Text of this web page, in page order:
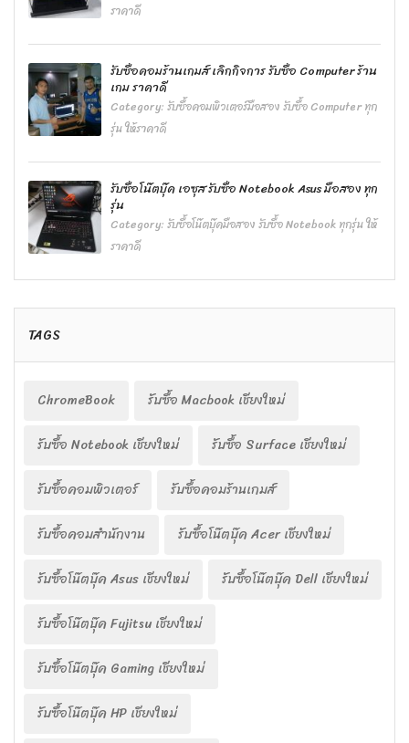
ราคาดี
รับซื้อคอมร้านเกมส์ เลิกกิจการ รับซื้อ Computer ร้าน
เกม ราคาดี
Category:รับซื้อคอมพิวเตอร์มือสอง รับซื้อ Computer ทุก
รุ่น ให้ราคาดี
รับซื้อโน๊ตบุ๊ค เอซุส รับซื้อ Notebook Asus มือสอง ทุก
รุ่น
Category:รับซื้อโน๊ตบุ๊คมือสอง รับซื้อ Notebook ทุกรุ่น ให้
ราคาดี
TAGS
ChromeBook
รับซื้อ Macbook เชียงใหม่
รับซื้อ Notebook เชียงใหม่
รับซื้อ Surface เชียงใหม่
รับซื้อคอมพิวเตอร์
รับซื้อคอมร้านเกมส์
รับซื้อคอมสำนักงาน
รับซื้อโน๊ตบุ๊ค Acer เชียงใหม่
รับซื้อโน๊ตบุ๊ค Asus เชียงใหม่
รับซื้อโน๊ตบุ๊ค Dell เชียงใหม่
รับซื้อโน๊ตบุ๊ค Fujitsu เชียงใหม่
รับซื้อโน๊ตบุ๊ค Gaming เชียงใหม่
รับซื้อโน๊ตบุ๊ค HP เชียงใหม่